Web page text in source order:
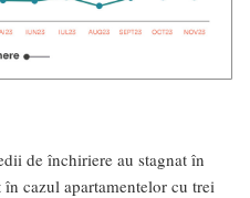
de închiriere au stagnat în
cazul apartamentelor cu trei